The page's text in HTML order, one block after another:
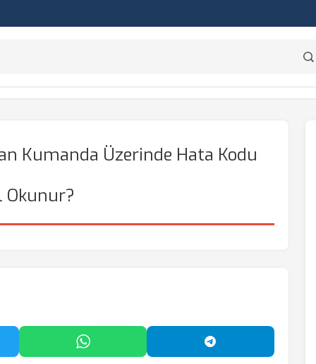
Kumanda Üzerinde Hata Kodu
Okunur?
Paylaş WhatsApp'ta Paylaş Telegram'da